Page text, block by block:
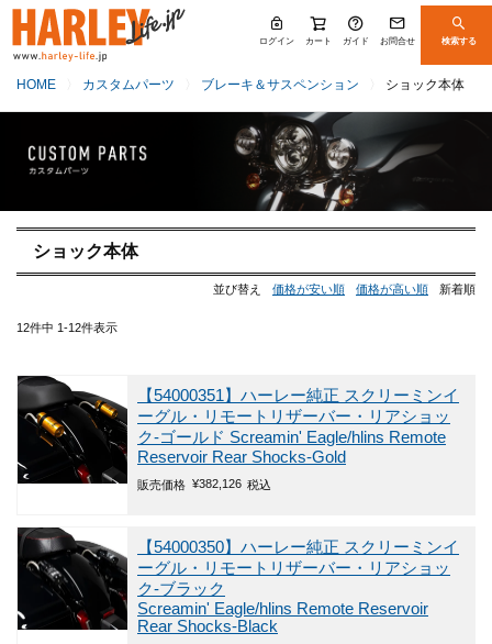
ログイン カート ガイド お問合せ 検索する
HOME カスタムパーツ ブレーキ＆サスペンション ショック本体
ショック本体
並び替え 価格が安い順 価格が高い順 新着順
12件中 1-12件表示
【54000351】ハーレー純正 スクリーミンイ
ーグル・リモートリザーバー・リアショッ
ク-ゴールド Screamin' Eagle/hlins Remote
Reservoir Rear Shocks-Gold
販売価格 ¥382,126 税込
【54000350】ハーレー純正 スクリーミンイ
ーグル・リモートリザーバー・リアショッ
ク-ブラック
Screamin' Eagle/hlins Remote Reservoir
Rear Shocks-Black